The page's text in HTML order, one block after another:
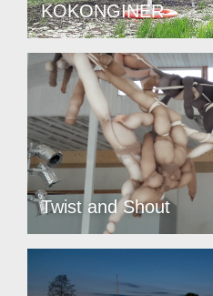
KOKONGINER
Twist and Shout